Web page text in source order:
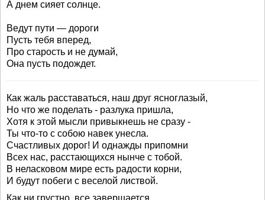
А днем сияет солнце.
Ведут пути — дороги
Пусть тебя вперед,
Про старость и не думай,
Она пусть подождет.
Как жаль расставаться, наш друг ясноглазый,
Но что же поделать - разлука пришла,
Хотя к этой мысли привыкнешь не сразу -
Ты что-то с собою навек унесла.
Счастливых дорог! И однажды припомни
Всех нас, расстающихся нынче с тобой.
В неласковом мире есть радости корни,
И будут побеги с веселой листвой.
Как ни грустно, все завершается,